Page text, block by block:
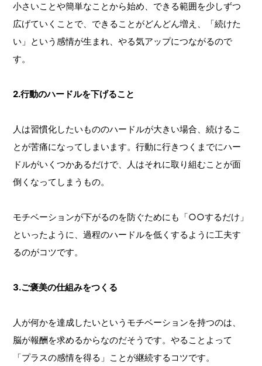
小さいことや簡単なことから始め、できる範囲を少しずつ
広げていくことで、できることがどんどん増え、「続けた
い」という感情が生まれ、やる気アップにつながるので
す。
2.行動のハードルを下げること
人は習慣化したいもののハードルが大きい場合、続けるこ
とが苦痛になってしまいます。行動に行きつくまでにハー
ドルがいくつかあるだけで、人はそれに取り組むことが面
倒くなってしまうもの。
モチベーションが下がるのを防ぐためにも「○○するだけ」
といったように、過程のハードルを低くするように工夫す
るのがコツです。
3.ご褒美の仕組みをつくる
人が何かを達成したいというモチベーションを持つのは、
脳が報酬を求めるからなのだそうです。やることよって
「プラスの感情を得る」ことが継続するコツです。